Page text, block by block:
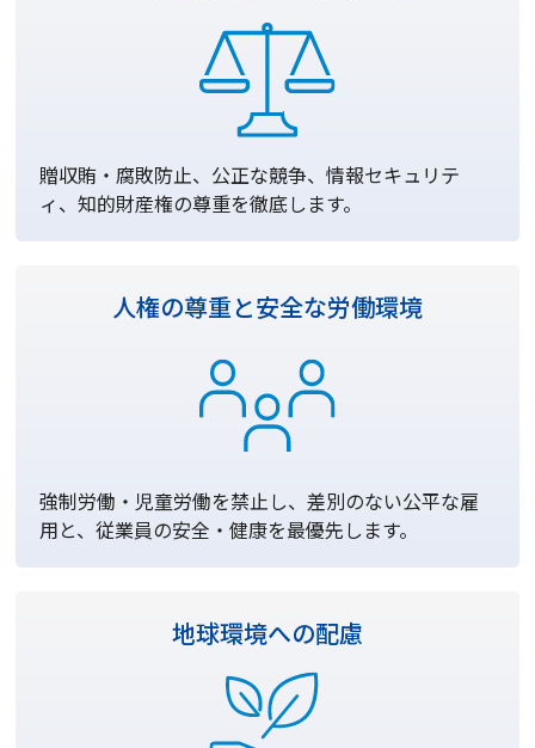
贈収賄・腐敗防止、公正な競争、情報セキュリテ
ィ、知的財産権の尊重を徹底します。
人権の尊重と安全な労働環境
強制労働・児童労働を禁止し、差別のない公平な雇
用と、従業員の安全・健康を最優先します。
地球環境への配慮